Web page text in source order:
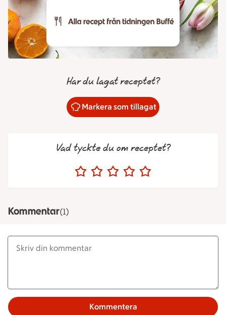
Har du lagat receptet?
Markera som tillagat
Vad tyckte du om receptet?
Kommentar(1)
Kommentera